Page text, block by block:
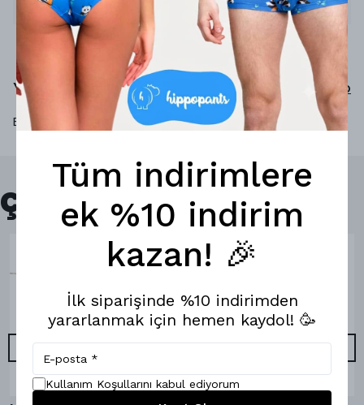
Yorumlar Yorum Yap
Bu ürün için henüz yorum yapılmamış.
Çok Satanlar
Tüm indirimlere
ek %10 indirim
kazan! 🎉
İlk siparişinde %10 indirimden
yararlanmak için hemen kaydol! 🥳
Kullanım Koşullarını kabul ediyorum